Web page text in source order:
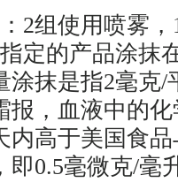
组使用喷雾，
定的产品涂抹
涂抹是指2毫克/
报，血液中的
内高于美国食
即0.5毫微克/毫